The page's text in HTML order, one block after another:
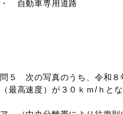
・ 自動車専用道路
問５ 次の写真のうち、令和８
（最高速度）が３０ｋｍ/ｈと